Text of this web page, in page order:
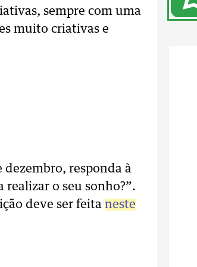
sempre com uma
muito criativas e
responda à
realizar o seu sonho?”.
deve ser feita neste